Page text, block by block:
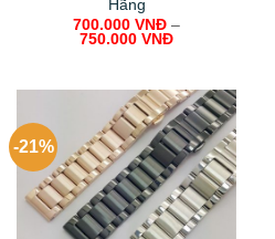
Hãng
700.000 VNĐ –
750.000 VNĐ
-21%